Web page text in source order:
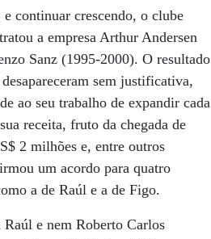
continuar crescendo, o clube
a empresa Arthur Andersen
Sanz (1995-2000). O resultado
sem justificativa,
ao seu trabalho de expandir cada
receita, fruto da chegada de
2 milhões e, entre outros
um acordo para quatro
a de Raúl e a de Figo.
e nem Roberto Carlos